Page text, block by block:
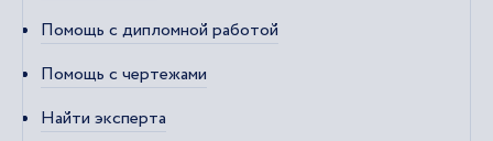
Помощь с дипломной работой
Помощь с чертежами
Найти эксперта